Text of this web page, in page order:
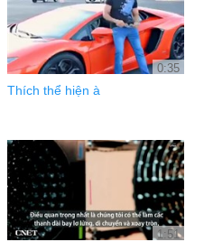
0:35
Thích thể hiện à
1:51